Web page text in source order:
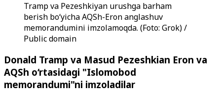
Tramp va Pezeshkiyan urushga barham
berish boʻyicha AQSh-Eron anglashuv
memorandumini imzolamoqda. (Foto: Grok) /
Public domain
Donald Tramp va Masud Pezeshkian Eron va
AQSh o‘rtasidagi "Islomobod
memorandumi"ni imzoladilar